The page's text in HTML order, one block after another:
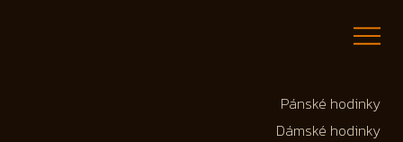
Pánské hodinky
Dámské hodinky